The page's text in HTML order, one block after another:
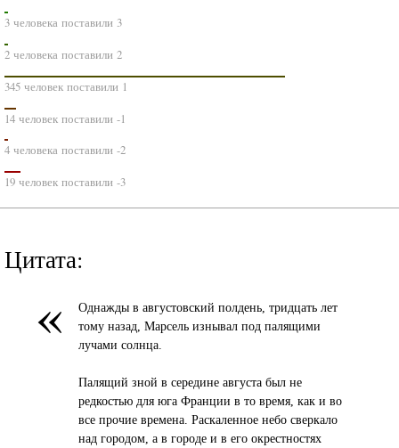
3 человека поставили 3
2 человека поставили 2
345 человек поставили 1
14 человек поставили -1
4 человека поставили -2
19 человек поставили -3
Цитата:
«
Однажды в августовский полдень, тридцать лет
тому назад, Марсель изнывал под палящими
лучами солнца.
Палящий зной в середине августа был не
редкостью для юга Франции в то время, как и во
все прочие времена. Раскаленное небо сверкало
над городом, а в городе и в его окрестностях